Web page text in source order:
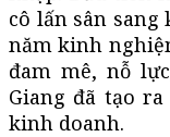
cô lấn sân sang
năm kinh
đam mê, nỗ
Giang đã tạo
kinh doanh.